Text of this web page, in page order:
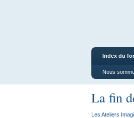
Index du
Nous
La fin
Les Ateliers